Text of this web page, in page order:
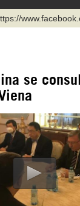
t.me/
Instagram como:
se